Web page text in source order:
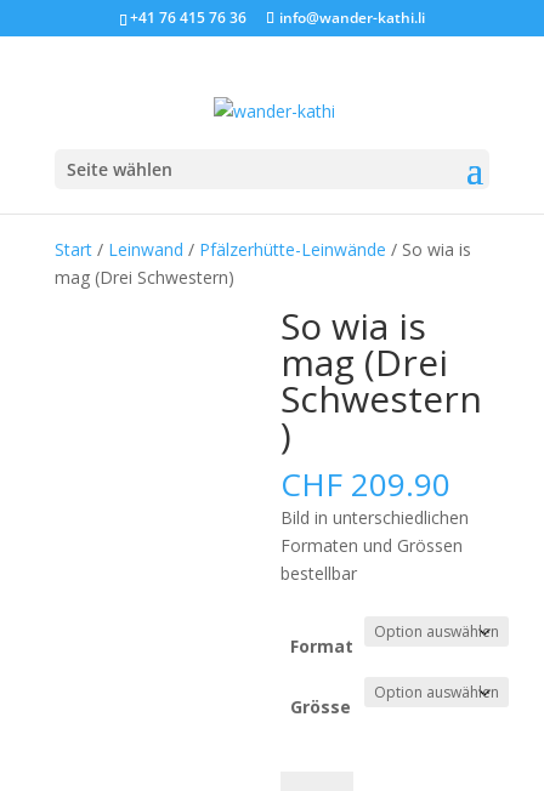
+41 76 415 76 36 info@wander-kathi.li
Seite wählen
Start/ Leinwand / Pfälzerhütte-Leinwände / So wia is
mag (Drei Schwestern)
So wia is
mag (Drei
Schwestern
)
CHF 209.90
Bild in unterschiedlichen
Formaten und Grössen
bestellbar
Format
Grösse